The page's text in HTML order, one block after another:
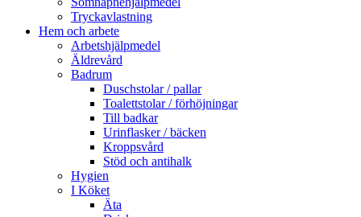
Tryckavlastning
Hem och arbete
Arbetshjälpmedel
Äldrevård
Badrum
Duschstolar / pallar
Toalettstolar / förhöjningar
Till badkar
Urinflasker / bäcken
Kroppsvård
Stöd och antihalk
Hygien
I Köket
Äta